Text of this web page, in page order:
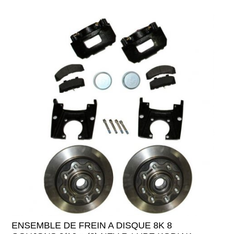
ENSEMBLE DE FREIN A DISQUE 8K 8